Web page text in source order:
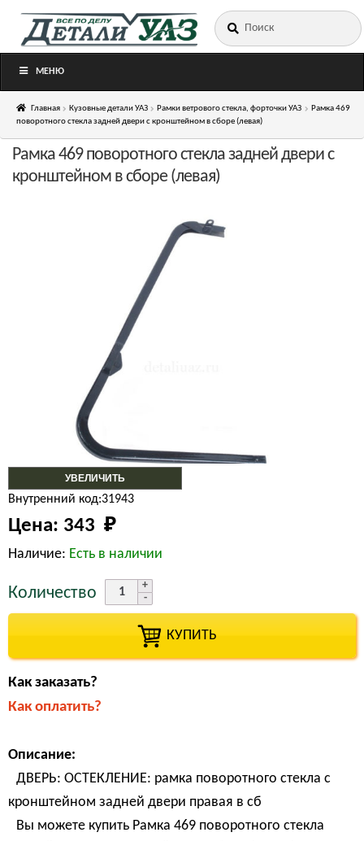
Перейти
Перейти
Искать:
МЕНЮ
Главная Кузовные детали УАЗ Рамки ветрового стекла, форточки УАЗ
Рамка 469
поворотного стекла задней двери с кронштейном в сборе (левая)
УВЕЛИЧИТЬ
Рамка 469 поворотного стекла задней двери с
кронштейном в сборе (левая)
Внутренний код:31943
Цена: 343 ₽
Наличие: Есть в наличии
Количество
КУПИТЬ
Как заказать?
Как оплатить?
Описание:
ДВЕРЬ: ОСТЕКЛЕНИЕ: рамка поворотного стекла с
кронштейном задней двери правая в сб
Вы можете купить Рамка 469 поворотного стекла